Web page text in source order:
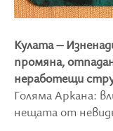
Кулата –
промяна,
неработещи
Голяма Аркана:
нещата от